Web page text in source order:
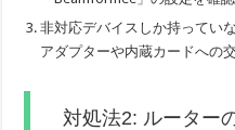
非対応デバイスしか持ってい
アダプターや内蔵カードへの
対処法2: ルーター